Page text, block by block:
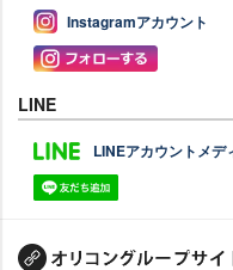
Instagramアカウント
LINE
LINEアカウントメデ